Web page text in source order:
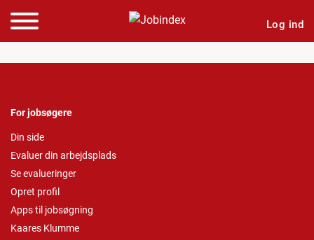
Log ind
For jobsøgere
Din side
Evaluer din arbejdsplads
Se evalueringer
Opret profil
Apps til jobsøgning
Kaares Klumme